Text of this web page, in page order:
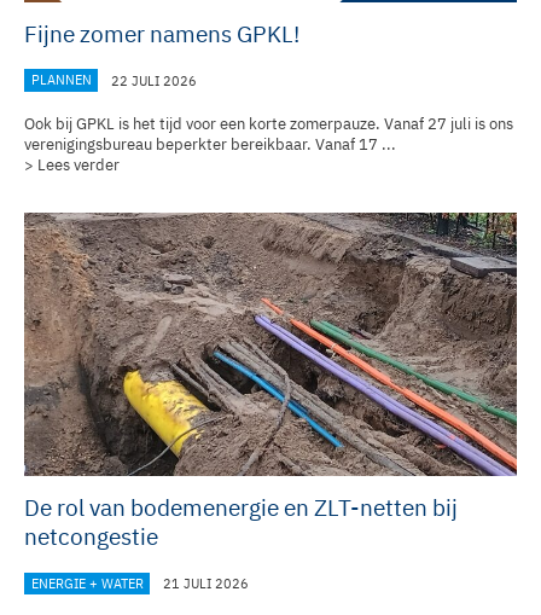
Fijne zomer namens GPKL!
PLANNEN 22 JULI 2026
Ook bij GPKL is het tijd voor een korte zomerpauze. Vanaf 27 juli is ons
verenigingsbureau beperkter bereikbaar. Vanaf 17 ...
> Lees verder
De rol van bodemenergie en ZLT-netten bij
netcongestie
ENERGIE + WATER 21 JULI 2026